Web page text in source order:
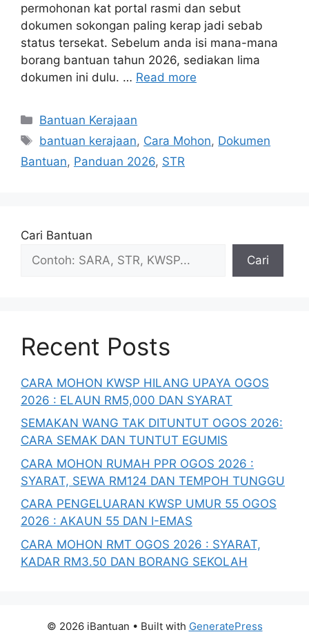
permohonan kat portal rasmi dan sebut
dokumen sokongan paling kerap jadi sebab
status tersekat. Sebelum anda isi mana-mana
borang bantuan tahun 2026, sediakan lima
dokumen ini dulu. … Read more
Categories
Bantuan Kerajaan
Tags
bantuan kerajaan, Cara Mohon, Dokumen
Bantuan, Panduan 2026, STR
Cari Bantuan
Cari
Recent Posts
CARA MOHON KWSP HILANG UPAYA OGOS
2026 : ELAUN RM5,000 DAN SYARAT
SEMAKAN WANG TAK DITUNTUT OGOS 2026:
CARA SEMAK DAN TUNTUT EGUMIS
CARA MOHON RUMAH PPR OGOS 2026 :
SYARAT, SEWA RM124 DAN TEMPOH TUNGGU
CARA PENGELUARAN KWSP UMUR 55 OGOS
2026 : AKAUN 55 DAN I-EMAS
CARA MOHON RMT OGOS 2026 : SYARAT,
KADAR RM3.50 DAN BORANG SEKOLAH
© 2026 iBantuan • Built with GeneratePress